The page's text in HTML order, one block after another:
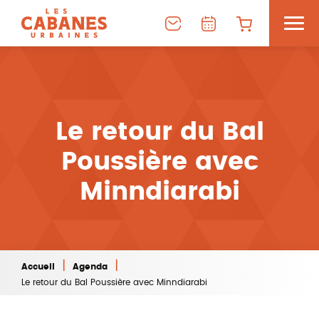
Le retour du Bal
Poussière avec
Minndiarabi
Accueil Agenda
Le retour du Bal Poussière avec Minndiarabi